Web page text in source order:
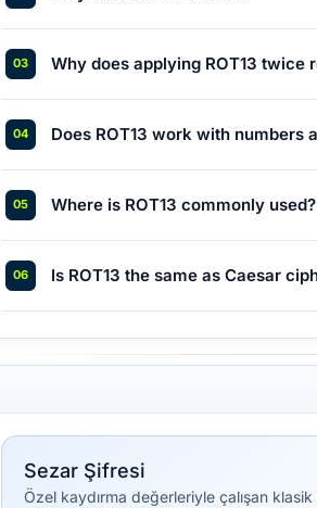
Why does applying ROT13 twice
Does ROT13 work with numbers
Where is ROT13 commonly used?
Is ROT13 the same as Caesar
Sezar Şifresi
Özel kaydırma değerleriyle çalışan